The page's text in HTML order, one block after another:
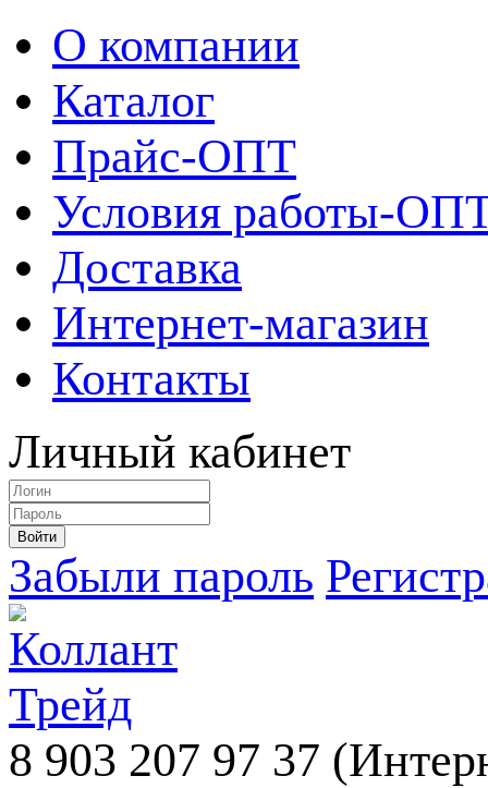
О компании
Каталог
Прайс-ОПТ
Условия работы-
Доставка
Интернет-магазин
Контакты
Личный кабинет
Забыли пароль
8 903 207 97 37